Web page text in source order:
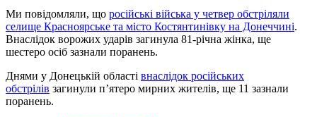
Ми повідомляли, що російські війська у четвер обстріляли
селище Красноярське та місто Костянтинівку на Донеччині.
Внаслідок ворожих ударів загинула 81-річна жінка, ще
шестеро осіб зазнали поранень.
Днями у Донецькій області внаслідок російських
обстрілів загинули п’ятеро мирних жителів, ще 11 зазнали
поранень.